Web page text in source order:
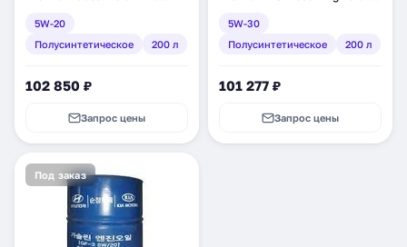
200 л (0510000C21)
5W-20
Полусинтетическое
200 л
102 850 ₽
Запрос цены
200 л (05200-00C11)
5W-30
Полусинтетическое
200 л
101 277 ₽
Запрос цены
Под заказ